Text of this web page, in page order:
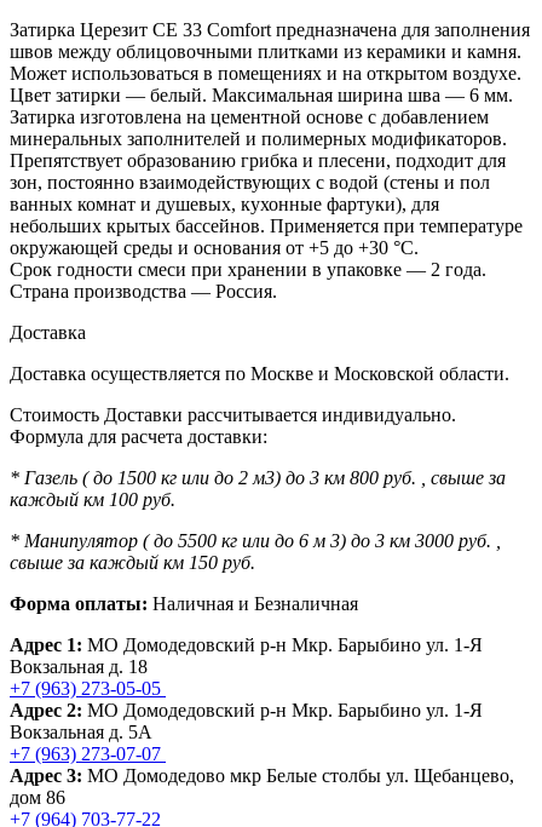
Затирка Церезит CE 33 Comfort предназначена для заполнения
швов между облицовочными плитками из керамики и камня.
Может использоваться в помещениях и на открытом воздухе.
Цвет затирки — белый. Максимальная ширина шва — 6 мм.
Затирка изготовлена на цементной основе с добавлением
минеральных заполнителей и полимерных модификаторов.
Препятствует образованию грибка и плесени, подходит для
зон, постоянно взаимодействующих с водой (стены и пол
ванных комнат и душевых, кухонные фартуки), для
небольших крытых бассейнов. Применяется при температуре
окружающей среды и основания от +5 до +30 °C.
Срок годности смеси при хранении в упаковке — 2 года.
Страна производства — Россия.
Доставка
Доставка осуществляется по Москве и Московской области.
Стоимость Доставки рассчитывается индивидуально.
Формула для расчета доставки:
* Газель ( до 1500 кг или до 2 м3) до 3 км 800 руб. , свыше за
каждый км 100 руб.
* Манипулятор ( до 5500 кг или до 6 м 3) до 3 км 3000 руб. ,
свыше за каждый км 150 руб.
Форма оплаты: Наличная и Безналичная
Адрес 1: МО Домодедовский р-н Мкр. Барыбино ул. 1-Я
Вокзальная д. 18
+7 (963) 273-05-05
Адрес 2: МО Домодедовский р-н Мкр. Барыбино ул. 1-Я
Вокзальная д. 5А
+7 (963) 273-07-07
Адрес 3: МО Домодедово мкр Белые столбы ул. Щебанцево,
дом 86
+7 (964) 703-77-22